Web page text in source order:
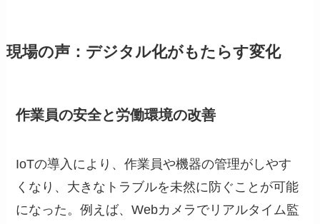
現場の声：デジタル化がもたらす変化
作業員の安全と労働環境の改善
IoTの導入により、作業員や機器の管理がしやす
くなり、大きなトラブルを未然に防ぐことが可能
になった。例えば、Webカメラでリアルタイム監